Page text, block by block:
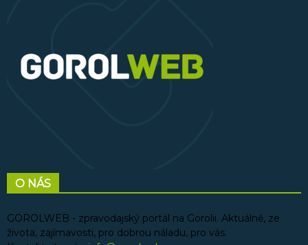
O NÁS
GOROLWEB - zpravodajský portál na Gorolii. Aktuálně, ze
života, zajímavosti, pro dobrou náladu, pro vás.